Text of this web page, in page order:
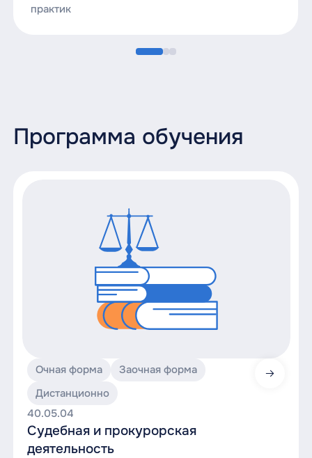
практик
Программа обучения
Очная форма
Заочная форма
Дистанционно
40.05.04
Судебная и прокурорская
деятельность